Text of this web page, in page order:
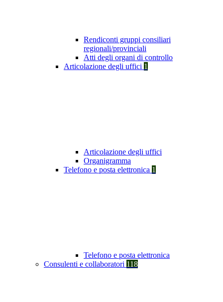
Rendiconti gruppi consiliari
regionali/provinciali
Atti degli organi di controllo
Articolazione degli uffici 1
Articolazione degli uffici
Organigramma
Telefono e posta elettronica 1
Telefono e posta elettronica
Consulenti e collaboratori 118